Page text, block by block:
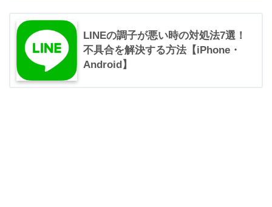
LINEの調子が悪い時の対処法7選！
不具合を解決する方法【iPhone・
Android】